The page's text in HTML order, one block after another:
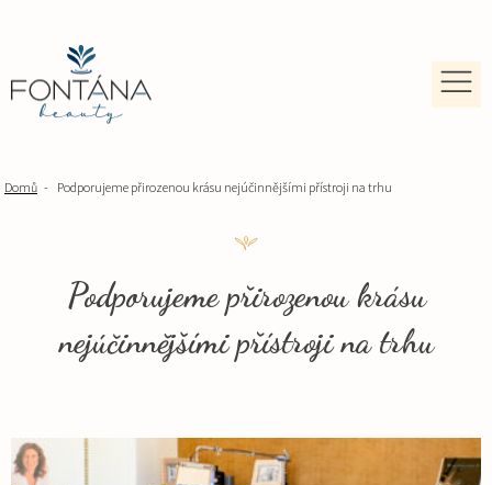
Domů - Podporujeme přirozenou krásu nejúčinnějšími přístroji na trhu
Podporujeme přirozenou krásu
nejúčinnějšími přístroji na trhu